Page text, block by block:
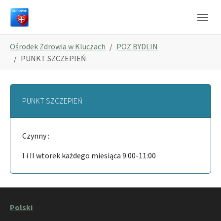
Skip to main navigation
Skip to main content
Skip to page footer
Ośrodek Zdrowia w Kluczach
POZ BYDLIN
PUNKT SZCZEPIEŃ
PUNKT SZCZEPIEŃ
Czynny :
I i II wtorek każdego miesiąca 9:00-11:00
Polski